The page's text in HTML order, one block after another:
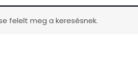
felelt meg a keresésnek.